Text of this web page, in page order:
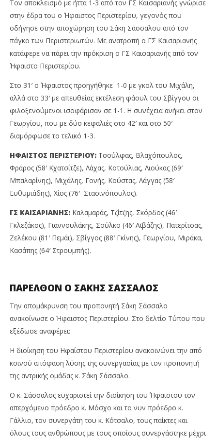
Τον αποκλεισμό με ήττα 1-3 από τον ΓΣ Καισαριανής γνώρισε
στην έδρα του ο Ήφαιστος Περιστερίου, γεγονός που
οδήγησε στην αποχώρηση του Σάκη Σάσσαλου από τον
πάγκο των Περιστεριωτών. Με ανατροπή ο ΓΣ Καισαριανής
κατάφερε να πάρει την πρόκριση ο ΓΣ Καισαριανής από τον
Ήφαιστο Περιστερίου.
Στο 31′ ο Ήφαιστος προηγήθηκε 1-0 με γκολ του Μιχάλη,
αλλά στο 33′ με απευθείας εκτέλεση φάουλ του Σβίγγου οι
φιλοξενούμενοι ισοφάρισαν σε 1-1. Η συνέχεια ανήκει στον
Γεωργίου, που με δύο κεφαλιές στο 42′ και στο 50′
διαμόρφωσε το τελικό 1-3.
ΗΦΑΙΣΤΟΣ ΠΕΡΙΣΤΕΡΙΟΥ: Τσούλφας, Βλαχόπουλος,
Φράρος (58′ Κχατσίτζε), Λάχας, Κοτούλιας, Λιούκας (69′
Μπαλαρίνης), Μιχάλης, Γονής, Κούστας, Λάγγας (58′
Ευθυμιάδης), Χίος (76′ Στασινόπουλος).
ΓΣ ΚΑΙΣΑΡΙΑΝΗΣ: Καλαμαράς, Τζίτζης, Σκόρδος (46′
Γκλεζάκος), Γιαννουλάκης, Σούλκο (46′ Αϊβάζης), Πατερίτσας,
Ζελέκου (81′ Πεμάι), Σβίγγος (88′ Γκίνης), Γεωργίου, Μιράκα,
Κασάπης (64′ Στρουμπής).
ΠΑΡΕΛΘΟΝ Ο ΣΑΚΗΣ ΣΑΣΣΑΛΟΣ
Την απομάκρυνση του προπονητή Σάκη Σάσσαλο
ανακοίνωσε ο Ήφαιστος Περιστερίου. Στο δελτίο Τύπου που
εξέδωσε αναφέρει:
Η διοίκηση του Ηφαίστου Περιστερίου ανακοινώνει την από
κοινού απόφαση λύσης της συνεργασίας με τον προπονητή
της αντρικής ομάδας κ. Σάκη Σάσσαλο.
Ο κ. Σάσσαλος ευχαριστεί την διοίκηση του Ήφαιστου τον
απερχόμενο πρόεδρο κ. Μόσχο και το νυν πρόεδρο κ.
Γάλλιο, τον συνεργάτη του κ. Κότσαλο, τους παίκτες και
όλους τους ανθρώπους με τους οποίους συνεργάστηκε μέχρι